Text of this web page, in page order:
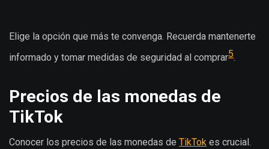
Elige la opción que más te convenga. Recuerda mantenerte
informado y tomar medidas de seguridad al comprar5.
Precios de las monedas de
TikTok
Conocer los precios de las monedas de TikTok es crucial.